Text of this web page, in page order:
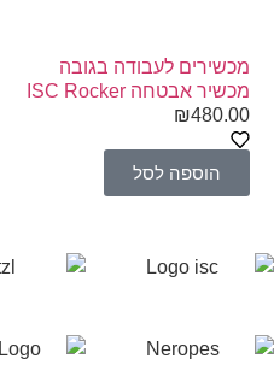
מכשירים לעבודה בגובה
מכשיר אבטחה ISC Rocker
₪480.00
הוספה לסל